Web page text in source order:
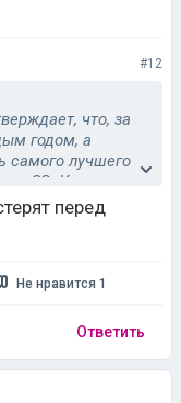
#12
что, за
годом, а
самого лучшего
СЗ. Кому
перед
Не нравится 1
Ответить